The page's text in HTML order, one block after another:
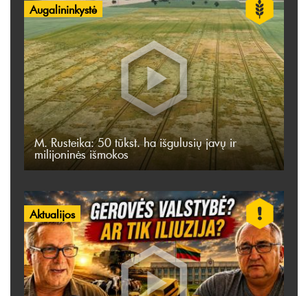
Augalininkystė
M. Rusteika: 50 tūkst. ha išgulusių javų ir
milijoninės išmokos
Aktualijos